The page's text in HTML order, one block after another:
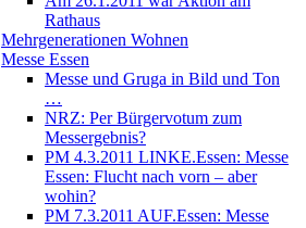
Rathaus
Mehrgenerationen Wohnen
Messe Essen
Messe und Gruga in Bild und Ton
…
NRZ: Per Bürgervotum zum
Messergebnis?
PM 4.3.2011 LINKE.Essen: Messe
Essen: Flucht nach vorn – aber
wohin?
PM 7.3.2011 AUF.Essen: Messe